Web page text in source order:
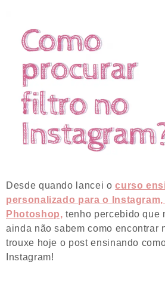
Desde quando lancei ocurso
personalizado para o Instagram,
Photoshop, tenho percebido que
ainda não sabem como encontrar
trouxe hoje o post ensinando
Instagram!